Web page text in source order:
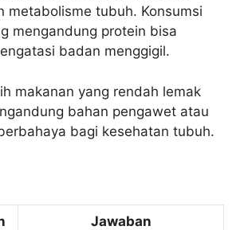
metabolisme tubuh. Konsumsi
mengandung protein bisa
badan menggigil.
makanan yang rendah lemak
bahan pengawet atau
bagi kesehatan tubuh.
Jawaban